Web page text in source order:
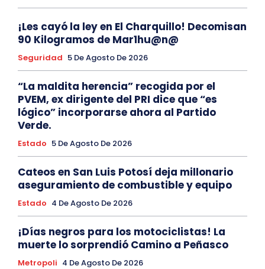
¡Les cayó la ley en El Charquillo! Decomisan
90 Kilogramos de Mar1hu@n@
Seguridad 5 De Agosto De 2026
“La maldita herencia” recogida por el
PVEM, ex dirigente del PRI dice que “es
lógico” incorporarse ahora al Partido
Verde.
Estado 5 De Agosto De 2026
Cateos en San Luis Potosí deja millonario
aseguramiento de combustible y equipo
Estado 4 De Agosto De 2026
¡Días negros para los motociclistas! La
muerte lo sorprendió Camino a Peñasco
Metropoli 4 De Agosto De 2026